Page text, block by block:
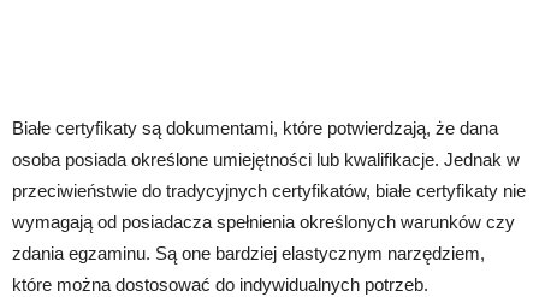
Białe certyfikaty są dokumentami, które potwierdzają, że dana
osoba posiada określone umiejętności lub kwalifikacje. Jednak w
przeciwieństwie do tradycyjnych certyfikatów, białe certyfikaty nie
wymagają od posiadacza spełnienia określonych warunków czy
zdania egzaminu. Są one bardziej elastycznym narzędziem,
które można dostosować do indywidualnych potrzeb.